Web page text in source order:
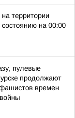
территории
состоянию на 00:00
пулевые
продолжают
времен